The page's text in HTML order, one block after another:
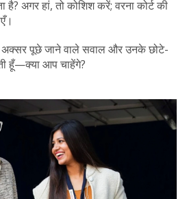
अगर हां, तो कोशिश करें; वरना कोर्ट की
पूछे जाने वाले सवाल और उनके छोटे-
हूँ—क्या आप चाहेंगे?